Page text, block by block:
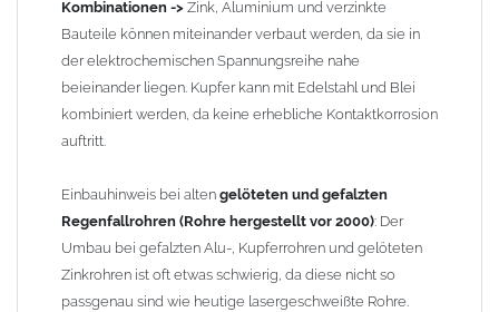
Kombinationen -> Zink, Aluminium und verzinkte
Bauteile können miteinander verbaut werden, da sie in
der elektrochemischen Spannungsreihe nahe
beieinander liegen. Kupfer kann mit Edelstahl und Blei
kombiniert werden, da keine erhebliche Kontaktkorrosion
auftritt.
Einbauhinweis bei alten gelöteten und gefalzten
Regenfallrohren (Rohre hergestellt vor 2000): Der
Umbau bei gefalzten Alu-, Kupferrohren und gelöteten
Zinkrohren ist oft etwas schwierig, da diese nicht so
passgenau sind wie heutige lasergeschweißte Rohre.